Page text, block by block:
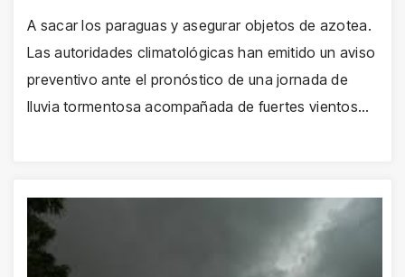
A sacar los paraguas y asegurar objetos de azotea.
Las autoridades climatológicas han emitido un aviso
preventivo ante el pronóstico de una jornada de
lluvia tormentosa acompañada de fuertes vientos…